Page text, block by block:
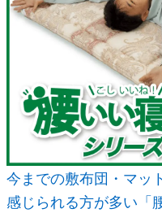
今までの敷布団・マッ
感じられる方が多い「